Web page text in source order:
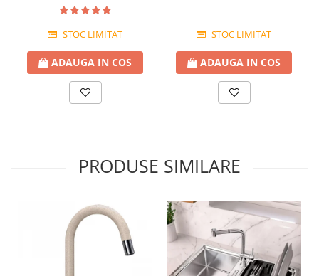
STOC LIMITAT
ADAUGA IN COS
STOC LIMITAT
ADAUGA IN COS
PRODUSE SIMILARE